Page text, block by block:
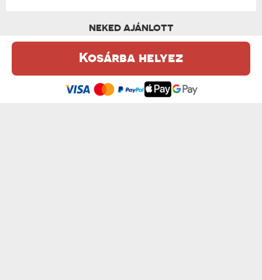
Kosárba helyez
NEKED AJÁNLOTT
Ez a weboldal sütiket (cookie-kat) használ. A sütikről bővebben az
Adatvédelmi Szabályzatban olvashatsz.. Elfogadom